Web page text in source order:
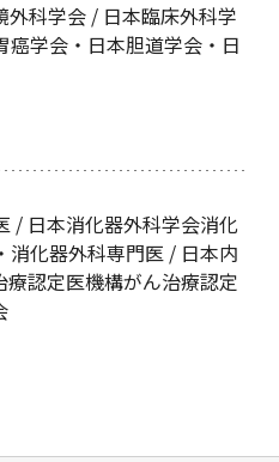
科学会 / 日本臨床外科学
癌学会・日本胆道学会・日
/ 日本消化器外科学会消化
消化器外科専門医 / 日本内
認定医機構がん治療認定